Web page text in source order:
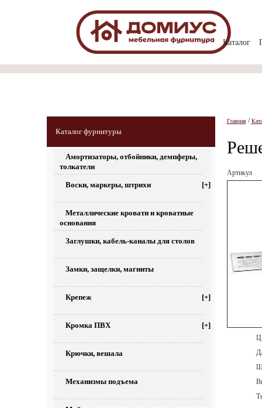
Каталог
Каталог фурнитуры
Амортизаторы, отбойники, демпферы,
толкатели
Воски, маркеры, штрихи [+]
Металлические кровати и кроватные
основания
Заглушки, кабель-каналы для столов
Замки, защелки, магниты
Крепеж [+]
Кромка ПВХ [+]
Крючки, вешала
Механизмы подъема
Главная/
Артикул